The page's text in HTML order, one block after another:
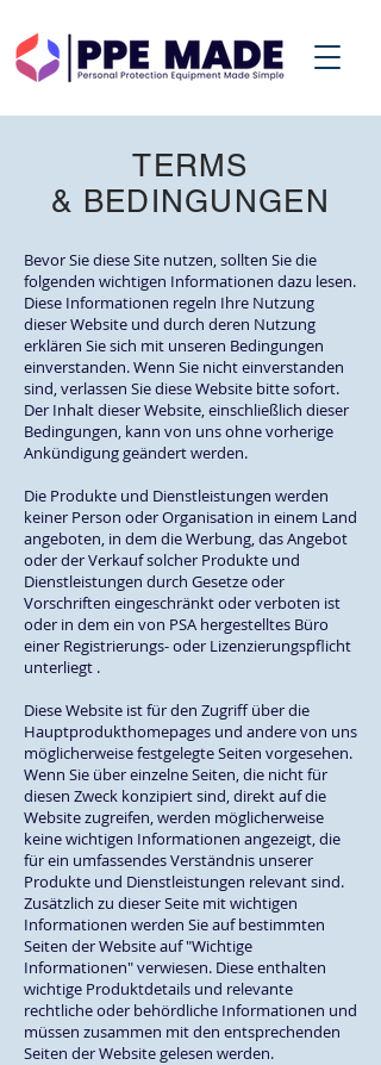
TERMS
& BEDINGUNGEN
Bevor Sie diese Site nutzen, sollten Sie die
folgenden wichtigen Informationen dazu lesen.
Diese Informationen regeln Ihre Nutzung
dieser Website und durch deren Nutzung
erklären Sie sich mit unseren Bedingungen
einverstanden. Wenn Sie nicht einverstanden
sind, verlassen Sie diese Website bitte sofort.
Der Inhalt dieser Website, einschließlich dieser
Bedingungen, kann von uns ohne vorherige
Ankündigung geändert werden.
Die Produkte und Dienstleistungen werden
keiner Person oder Organisation in einem Land
angeboten, in dem die Werbung, das Angebot
oder der Verkauf solcher Produkte und
Dienstleistungen durch Gesetze oder
Vorschriften eingeschränkt oder verboten ist
oder in dem ein von PSA hergestelltes Büro
einer Registrierungs- oder Lizenzierungspflicht
unterliegt .
Diese Website ist für den Zugriff über die
Hauptprodukthomepages und andere von uns
möglicherweise festgelegte Seiten vorgesehen.
Wenn Sie über einzelne Seiten, die nicht für
diesen Zweck konzipiert sind, direkt auf die
Website zugreifen, werden möglicherweise
keine wichtigen Informationen angezeigt, die
für ein umfassendes Verständnis unserer
Produkte und Dienstleistungen relevant sind.
Zusätzlich zu dieser Seite mit wichtigen
Informationen werden Sie auf bestimmten
Seiten der Website auf "Wichtige
Informationen" verwiesen. Diese enthalten
wichtige Produktdetails und relevante
rechtliche oder behördliche Informationen und
müssen zusammen mit den entsprechenden
Seiten der Website gelesen werden.